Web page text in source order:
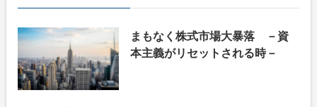
まもなく株式市場大暴落 －資
本主義がリセットされる時－